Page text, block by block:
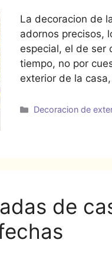
La decoracion de
adornos precisos,
especial, el de ser
tiempo, no por
exterior de la
Categorías
Decoracion de
de